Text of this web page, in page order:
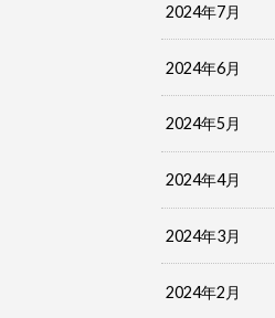
2024年7月
2024年6月
2024年5月
2024年4月
2024年3月
2024年2月